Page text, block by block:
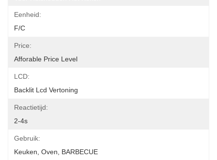
Eenheid:
F/C
Price:
Afforable Price Level
LCD:
Backlit Lcd Vertoning
Reactietijd:
2-4s
Gebruik:
Keuken, Oven, BARBECUE